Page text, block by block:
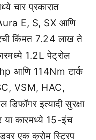
चार प्रकारात
E, S, SX आणि
किंमत 7.24 लाख ते
1.2L पेट्रोल
आणि 114Nm टार्क
VSM, HAC,
इत्यादी सुरक्षा
या कारमध्ये 15-इंच
एक क्रोम स्ट्रिप